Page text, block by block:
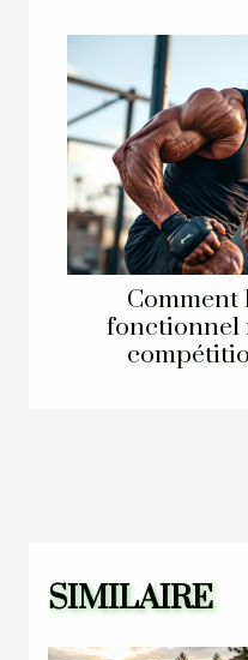
fonctionnel
SIMILAIRE